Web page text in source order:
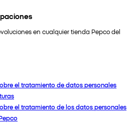
en cualquier tienda Pepco del
el tratamiento de datos personales
el tratamiento de los datos personales